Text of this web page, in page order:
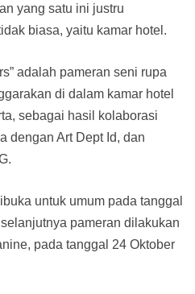
yang satu ini justru
biasa, yaitu kamar hotel.
adalah pameran seni rupa
di dalam kamar hotel
sebagai hasil kolaborasi
dengan Art Dept Id, dan
untuk umum pada tanggal
pameran dilakukan
pada tanggal 24 Oktober